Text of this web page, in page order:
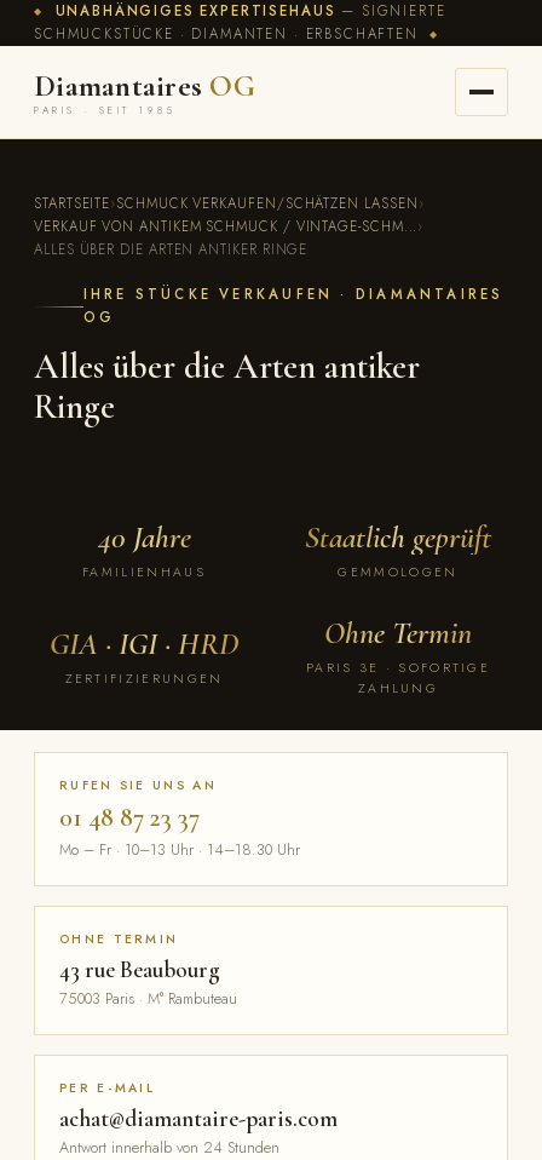
◆ UNABHÄNGIGES EXPERTISEHAUS — SIGNIERTE
SCHMUCKSTÜCKE · DIAMANTEN · ERBSCHAFTEN◆
Diamantaires OG
PARIS · SEIT 1985
STARTSEITE›SCHMUCK VERKAUFEN/SCHÄTZEN LASSEN›
VERKAUF VON ANTIKEM SCHMUCK / VINTAGE-SCHM...›
ALLES ÜBER DIE ARTEN ANTIKER RINGE
IHRE STÜCKE VERKAUFEN · DIAMANTAIRES
OG
Alles über die Arten antiker
Ringe
40 Jahre
FAMILIENHAUS
Staatlich geprüft
GEMMOLOGEN
GIA · IGI · HRD
ZERTIFIZIERUNGEN
Ohne Termin
PARIS 3E · SOFORTIGE
ZAHLUNG
RUFEN SIE UNS AN
01 48 87 23 37
Mo – Fr · 10–13 Uhr · 14–18.30 Uhr
OHNE TERMIN
43 rue Beaubourg
75003 Paris · M° Rambuteau
PER E-MAIL
achat@diamantaire-paris.com
Antwort innerhalb von 24 Stunden